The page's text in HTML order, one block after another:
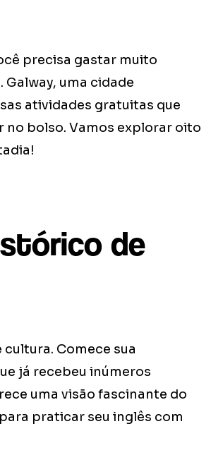
precisa gastar muito
uma cidade
atividades gratuitas que
no bolso. Vamos explorar oito
de
Comece sua
já recebeu inúmeros
uma visão fascinante do
praticar seu inglês com